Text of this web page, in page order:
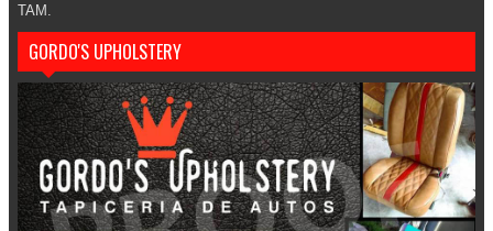
TAM.
GORDO'S UPHOLSTERY